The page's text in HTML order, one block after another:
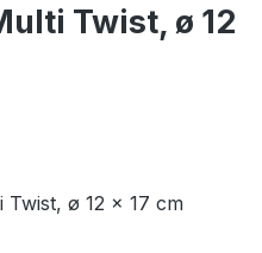
Twist, ø 12